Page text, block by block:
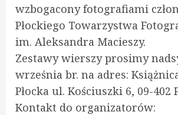
wzbogacony fotografiami
Płockiego Towarzystwa
im. Aleksandra Macieszy.
Zestawy wierszy prosimy
września br. na adres:
Płocka ul. Kościuszki 6, 09-402
Kontakt do organizatorów: